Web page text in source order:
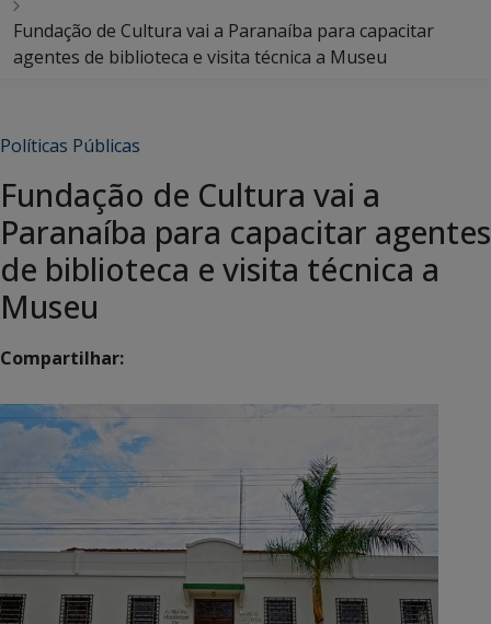
Fundação de Cultura vai a Paranaíba para capacitar
agentes de biblioteca e visita técnica a Museu
Políticas Públicas
Fundação de Cultura vai a
Paranaíba para capacitar agentes
de biblioteca e visita técnica a
Museu
Compartilhar: